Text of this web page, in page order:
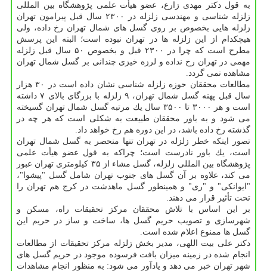
به قول دكتر مهدی زارع، عضو هیأت علمی پژوهشگاه بین المللی
زلزله شناسی و مهندسی زلزله در ۲۳۰۰ سال قبل پیرامون تهران
زلزله هایی بخصوص بر روی گسل های شمال تهران رخ داده، ولی
هیچكدام از این زلزله ها در تهران نبوده است؛ البته این پرسش
مطرح است كه چرا در ۲۳۰۰ قبل و بخصوص ۵۰ سال قبل زلزله
مهمی در تهران رخ نداده و لرزه خیزی چندانی بر گسل شمال تهران
مشاهده نمی گردد.
مطالعات محققان حوزه زلزله شناسی نشان داده است در ۳۰ هزار
سال قبل پهنه گسل شمال تهران، ۹ زلزله با بزرگای بالای ۷ داشته
است و هر ۳۰۰۰ تا ۳۵۰۰ سال یك مرتبه گسل شمال تهران گسیخته
می شود و به باور محققان طبیعت به شكلی است كه هر چه در
گذشته رخ داده باشد، در این دوره هم رخ خواهد داد.
تصور اینكه خطر زلزله در تهران تنها منحصر به گسل شمال تهران
است، یك باور نادرست است؛ چراكه به قول عضو هیأت علمی
پژوهشگاه بین المللی زلزله، گسل مشاء از ۳۵ كیلومتری تهران عبور
می كند، علاوه بر آن گسل های جنوب تهران شامل گسل "پیشوا"،
"ایوانكی" و "ری" و همینطور گسل ماهدشت در كرج هم تهران را
تحت تأثیر قرار می دهند.
بر این اساس با تلاش محققان مركز تحقیقات راه، مسكن و
شهرسازی و تصویب حریم گسل ها، ساخت و ساز در حریم این
گسل ها ممنوع اعلام شده است.
دكتر علی بیت اللهی، مدیر بخش زلزله مركز تحقیقات از مطالعات
انجام شده در زمینه میزان بافت فرسوده موجود در حریم گسل های
شهر تهران خبر می دهد و یادآور می شود: به منظور انجام مشاهدات